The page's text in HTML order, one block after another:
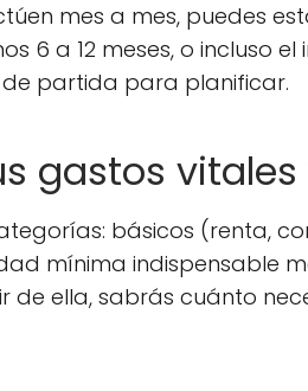
mes a mes, puedes
6 a 12 meses, o incluso
partida para planificar.
gastos vitales
básicos (renta,
mínima indispensable
de ella, sabrás cuánto